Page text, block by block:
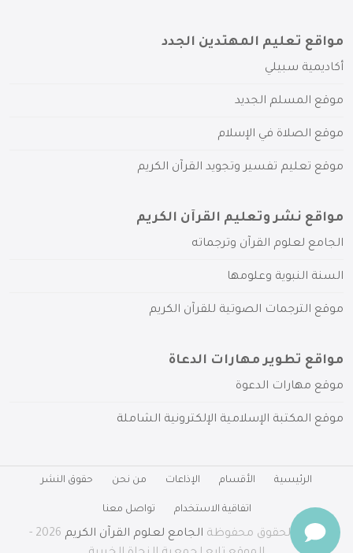
مواقع تعليم المهتدين الجدد
أكاديمية سبيلي
موقع المسلم الجديد
موقع الصلاة في الإسلام
موقع تعليم تفسير وتجويد القرآن الكريم
مواقع نشر وتعليم القرآن الكريم
الجامع لعلوم القرآن وترجماته
السنة النبوية وعلومها
موقع الترجمات الصوتية للقرآن الكريم
مواقع تطوير مهارات الدعاة
موقع مهارات الدعوة
موقع المكتبة الإسلامية الإلكترونية الشاملة
الرئيسية الأقسام الإذاعات من نحن حقوق النشر
اتفاقية الاستخدام تواصل معنا
جميع الحقوق محفوظة الجامع لعلوم القرآن الكريم
2026 -